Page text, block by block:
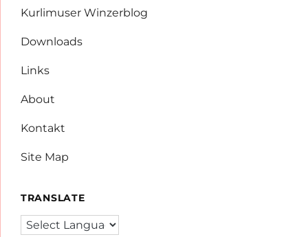
Kurlimuser Winzerblog
Downloads
Links
About
Kontakt
Site Map
TRANSLATE